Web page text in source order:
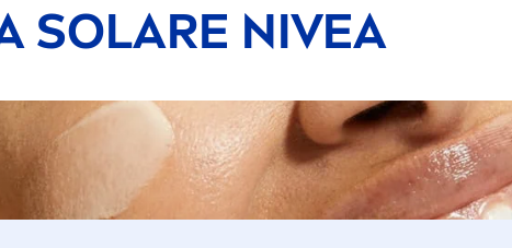
SOLARE NIVEA
Octocrylene
Oli Minerali